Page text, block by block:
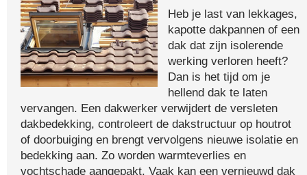
Heb je last van lekkages,
kapotte dakpannen of een
dak dat zijn isolerende
werking verloren heeft?
Dan is het tijd om je
hellend dak te laten
vervangen. Een dakwerker verwijdert de versleten
dakbedekking, controleert de dakstructuur op houtrot
of doorbuiging en brengt vervolgens nieuwe isolatie en
bedekking aan. Zo worden warmteverlies en
vochtschade aangepakt. Vaak kan een vernieuwd dak